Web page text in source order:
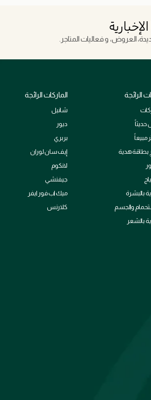
العروض، و فعاليات المتاجر.
الرائجة
مبيعاً
بطاقة هدية
بالبشرة
والجسم
بالشعر
الماركات الرائجة
شانيل
ديور
بربري
إيف سان لوران
لانكوم
جيفنشي
ميك اب فور ايفر
كلارنس